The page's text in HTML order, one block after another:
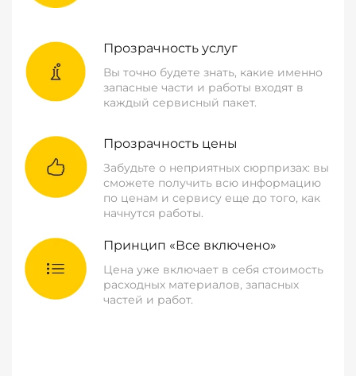
Прозрачность услуг
Вы точно будете знать, какие именно
запасные части и работы входят в
каждый сервисный пакет.
Прозрачность цены
Забудьте о неприятных сюрпризах: вы
сможете получить всю информацию
по ценам и сервису еще до того, как
начнутся работы.
Принцип «Все включено»
Цена уже включает в себя стоимость
расходных материалов, запасных
частей и работ.